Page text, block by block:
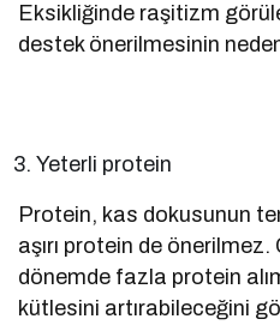
Eksikliğinde raşitizm
destek önerilmesinin
Yeterli protein
Protein, kas dokusunun
aşırı protein de önerilmez.
dönemde fazla protein
kütlesini artırabileceğini